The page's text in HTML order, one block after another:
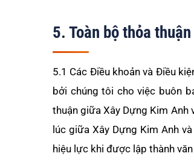
5. Toàn bộ thỏa thuận
5.1 Các Điều khoản và Điều
bởi chúng tôi cho việc buôn
thuận giữa Xây Dựng Kim Anh
lúc giữa Xây Dựng Kim Anh
hiệu lực khi được lập thành